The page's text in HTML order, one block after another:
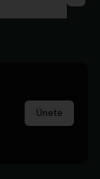
Únete